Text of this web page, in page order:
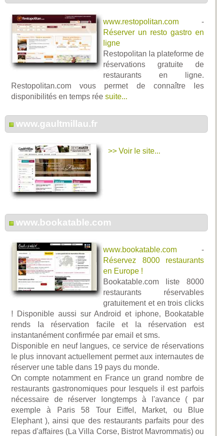
www.restopolitan.com -
Réserver un resto gastro en
ligne
Restopolitan la plateforme de
réservations gratuite de
restaurants en ligne.
Restopolitan.com vous permet de connaître les
disponibilités en temps rée suite...
www.gaultmillau.fr
>> Voir le site...
www.bookatable.com
www.bookatable.com -
Réservez 8000 restaurants
en Europe !
Bookatable.com liste 8000
restaurants réservables
gratuitement et en trois clicks
! Disponible aussi sur Android et iphone, Bookatable
rends la réservation facile et la réservation est
instantanément confirmée par email et sms.
Disponible en neuf langues, ce service de réservations
le plus innovant actuellement permet aux internautes de
réserver une table dans 19 pays du monde.
On compte notamment en France un grand nombre de
restaurants gastronomiques pour lesquels il est parfois
nécessaire de réserver longtemps à l'avance ( par
exemple à Paris 58 Tour Eiffel, Market, ou Blue
Elephant ), ainsi que des restaurants parfaits pour des
repas d'affaires (La Villa Corse, Bistrot Mavrommatis) ou